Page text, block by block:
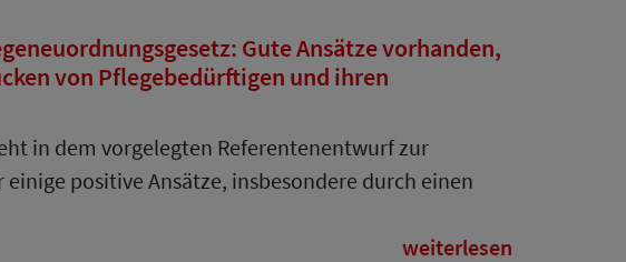
Gute Ansätze vorhanden,
von Pflegebedürftigen und ihren
in dem vorgelegten Referentenentwurf zur
positive Ansätze, insbesondere durch einen
weiterlesen